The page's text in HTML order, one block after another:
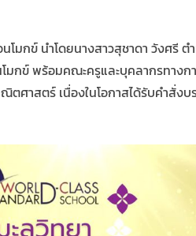
มกข์ นำโดยนางสาวสุชาดา วังศรี
โมกข์ พร้อมคณะครูและบุคลากรทาง
ศาสตร์ เนื่องในโอกาสได้รับคำสั่ง